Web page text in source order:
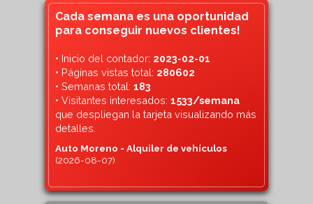
Cada semana es una oportunidad
para conseguir nuevos clientes!
• Inicio del contador: 2023-02-01
• Páginas vistas total: 280602
• Semanas total: 183
• Visitantes interesados: 1533/semana
que despliegan la tarjeta visualizando más
detalles.
Auto Moreno - Alquiler de vehículos
(2026-08-07)